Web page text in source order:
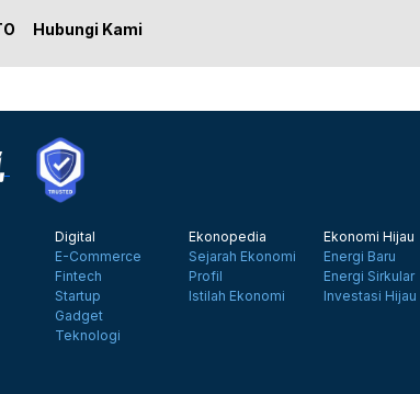
Hubungi Kami
Digital
E-Commerce
Fintech
Startup
Gadget
Teknologi
Ekonopedia
Sejarah Ekonomi
Profil
Istilah Ekonomi
Ekonomi Hijau
Energi Baru
Energi Sirkular
Investasi Hijau